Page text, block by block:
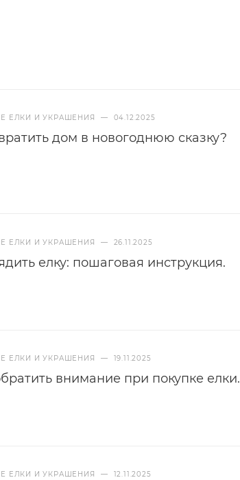
ЕЛКИ И УКРАШЕНИЯ — 04.12.2025
дом в новогоднюю сказку?
ЕЛКИ И УКРАШЕНИЯ — 26.11.2025
елку: пошаговая инструкция.
ЕЛКИ И УКРАШЕНИЯ — 19.11.2025
внимание при покупке елки.
ЕЛКИ И УКРАШЕНИЯ — 12.11.2025